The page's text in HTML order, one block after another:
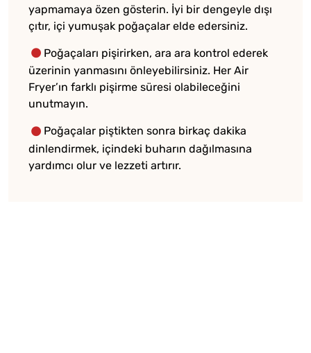
yapmamaya özen gösterin. İyi bir dengeyle dışı
çıtır, içi yumuşak poğaçalar elde edersiniz.
Poğaçaları pişirirken, ara ara kontrol ederek
üzerinin yanmasını önleyebilirsiniz. Her Air
Fryer’ın farklı pişirme süresi olabileceğini
unutmayın.
Poğaçalar piştikten sonra birkaç dakika
dinlendirmek, içindeki buharın dağılmasına
yardımcı olur ve lezzeti artırır.